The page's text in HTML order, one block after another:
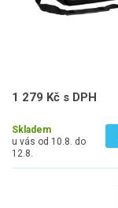
1 279 Kč s DPH
Skladem
u vás od 10.8. do
12.8.